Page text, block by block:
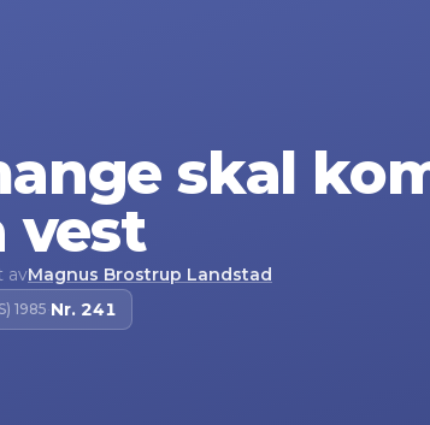
skal
vest
avMagnus Brostrup Landstad
1985·Nr. 241